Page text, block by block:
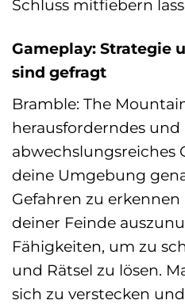
Schluss mitfiebern
Gameplay: Strategie
sind gefragt
Bramble: The
herausforderndes und
abwechslungsreiches
deine Umgebung
Gefahren zu
deiner Feinde
Fähigkeiten, um zu
und Rätsel zu lösen.
sich zu verstecken